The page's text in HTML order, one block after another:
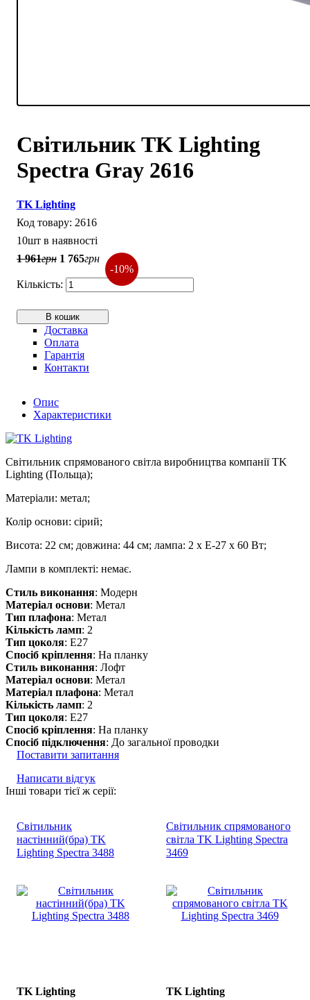
Світильник TK Lighting
Spectra Gray 2616
TK Lighting
2616
10шт в наявності
-10%
1 961грн 1 765грн
В кошик
Доставка
Оплата
Гарантія
Контакти
Опис
Характеристики
Світильник спрямованого світла виробництва компанії TK
Lighting (Польща);
Матеріали: метал;
Колір основи: сірий;
Висота: 22 см; довжина: 44 см; лампа: 2 х Е-27 х 60 Вт;
Лампи в комплекті: немає.
Стиль виконання: Модерн
Матеріал основи: Метал
Тип плафона: Метал
Кількість ламп: 2
Тип цоколя: E27
Спосіб кріплення: На планку
Стиль виконання: Лофт
Матеріал основи: Метал
Матеріал плафона: Метал
Кількість ламп: 2
Тип цоколя: E27
Спосіб кріплення: На планку
Спосіб підключення: До загальної проводки
Поставити запитання
Написати відгук
Інші товари тієї ж серії:
Світильник
настінний(бра) TK
Lighting Spectra 3488
TK Lighting
Світильник спрямованого
світла TK Lighting Spectra
3469
TK Lighting